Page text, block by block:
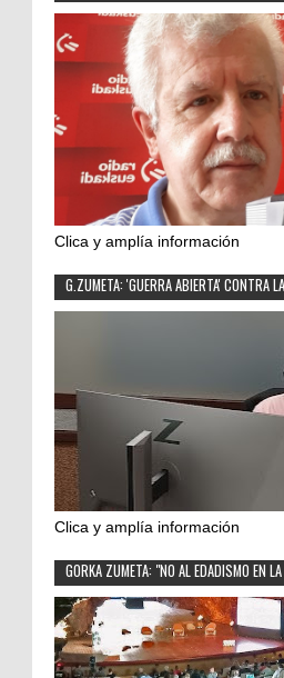
Clica y amplía información
G.ZUMETA: 'GUERRA ABIERTA' CONTRA
Clica y amplía información
GORKA ZUMETA: "NO AL EDADISMO EN